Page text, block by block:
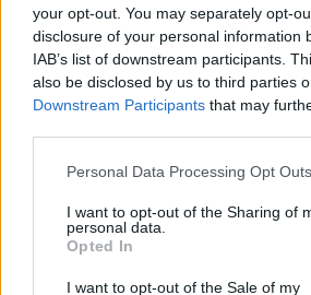
your opt-out. You may separately opt-
disclosure of your personal information
IAB’s list of downstream participants.
also be disclosed by us to third parties
Downstream Participants that may
Personal Data Processing Opt Outs
I want to opt-out of the Sharing of
personal data.
Opted In
I want to opt-out of the Sale of my